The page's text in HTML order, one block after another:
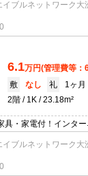
ブルネットワーク大
6.1万円(管理費等：
敷
なし 礼
1ヶ月
2階
1K 23.18m²
具・家電付！インター
にお問合せ下さい！
ブルネットワーク大